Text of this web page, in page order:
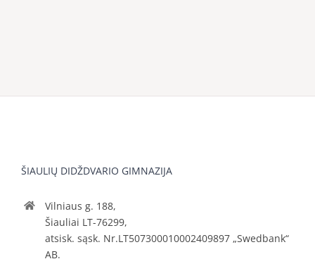
ŠIAULIŲ DIDŽDVARIO GIMNAZIJA
Vilniaus g. 188,
Šiauliai LT-76299,
atsisk. sąsk. Nr.LT507300010002409897 „Swedbank“
AB.